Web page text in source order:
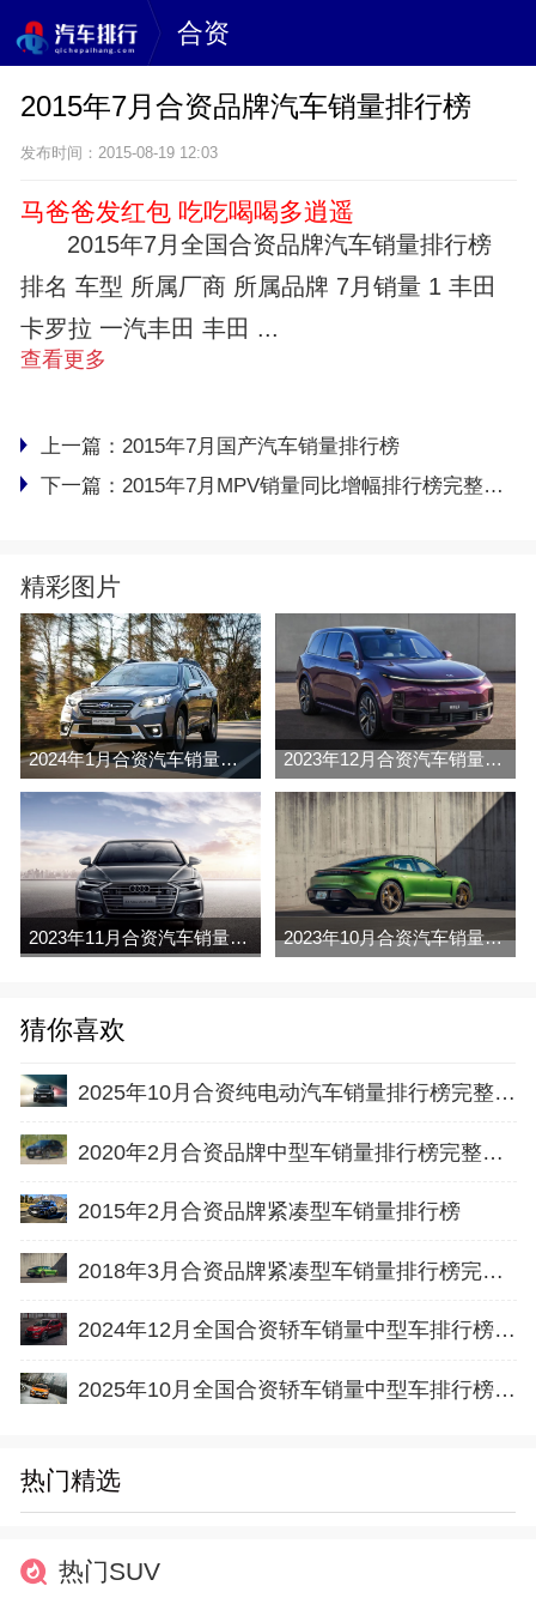
合资
2015年7月合资品牌汽车销量排行榜
发布时间：2015-08-19 12:03
马爸爸发红包 吃吃喝喝多逍遥
2015年7月全国合资品牌汽车销量排行榜
排名 车型 所属厂商 所属品牌 7月销量 1 丰田
卡罗拉 一汽丰田 丰田 ...
查看更多
上一篇： 2015年7月国产汽车销量排行榜
下一篇： 2015年7月MPV销量同比增幅排行榜完整版名单
精彩图片
2024年1月合资汽车销量排行榜完整版名单(零售量 2023年12月合资汽车销量排行榜完整版名单(零售量
2023年11月合资汽车销量排行榜完整版名单(零售量 2023年10月合资汽车销量排行榜完整版名单(零售量
猜你喜欢
2025年10月合资纯电动汽车销量排行榜完整版名单(零售量
2020年2月合资品牌中型车销量排行榜完整版名单
2015年2月合资品牌紧凑型车销量排行榜
2018年3月合资品牌紧凑型车销量排行榜完整版名单
2024年12月全国合资轿车销量中型车排行榜完整版(出口量
2025年10月全国合资轿车销量中型车排行榜完整版(批发量
热门精选
热门SUV